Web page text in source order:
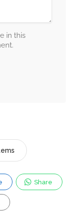
in this
Share